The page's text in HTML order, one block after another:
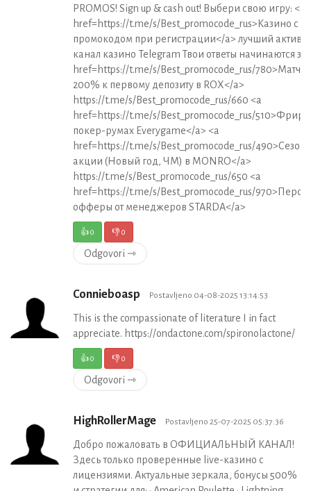
PROMOS! Sign up & cash out! Выбери свою игру: <a
href=https://t.me/s/Best_promocode_rus>Казино с
промокодом при регистрации</a> лучший
канал казино Telegram Твои ответы начинаются
href=https://t.me/s/Best_promocode_rus/780>Матч-
200% к первому депозиту в ROX</a>
https://t.me/s/Best_promocode_rus/660 <a
href=https://t.me/s/Best_promocode_rus/
покер-румах Everygame</a> <a
href=https://t.me/s/Best_promocode_rus/
акции (Новый год, ЧМ) в MONRO</a>
https://t.me/s/Best_promocode_rus/650 <a
href=https://t.me/s/Best_promocode_rus/
офферы от менеджеров STARDA</a>
👍0 👎0
Odgovori ⇾
Connieboasp Postavljeno 04-08-2025 13:14:53
This is the compassionate of literature I in fact
appreciate. https://ondactone.com/spironolactone/
👍0 👎0
Odgovori ⇾
HighRollerMage Postavljeno 25-07-2025 05:37:36
Добро пожаловать в ОФИЦИАЛЬНЫЙ КАНАЛ!
Здесь только проверенные live-казино с
лицензиями. Актуальные зеркала, бонусы 500%